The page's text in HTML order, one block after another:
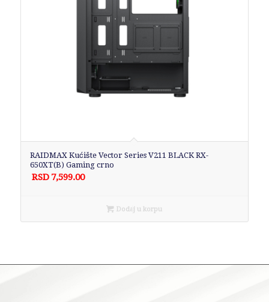
RAIDMAX Kućište Vector Series V211 BLACK RX-
650XT(B) Gaming crno
RSD 7,599.00
Dodaj u korpu